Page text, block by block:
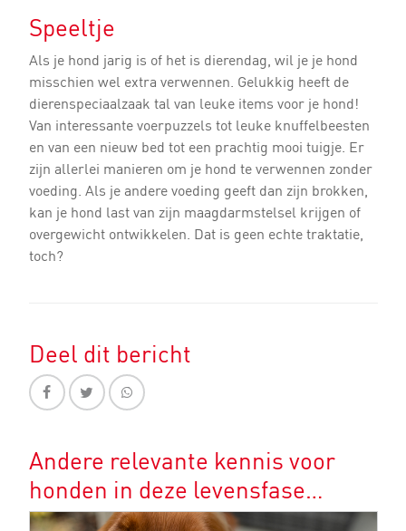
Speeltje
Als je hond jarig is of het is dierendag, wil je je hond
misschien wel extra verwennen. Gelukkig heeft de
dierenspeciaalzaak tal van leuke items voor je hond!
Van interessante voerpuzzels tot leuke knuffelbeesten
en van een nieuw bed tot een prachtig mooi tuigje. Er
zijn allerlei manieren om je hond te verwennen zonder
voeding. Als je andere voeding geeft dan zijn brokken,
kan je hond last van zijn maagdarmstelsel krijgen of
overgewicht ontwikkelen. Dat is geen echte traktatie,
toch?
Deel dit bericht
Andere relevante kennis voor
honden in deze levensfase…